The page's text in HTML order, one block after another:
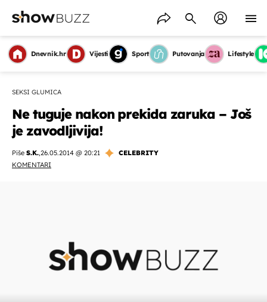
Dnevnik.hr Vijesti Sport Putovanja Lifestyle
SEKSI GLUMICA
Ne tuguje nakon prekida zaruka – Još
je zavodljivija!
Piše S.K.,26.05.2014 @ 20:21
CELEBRITY
KOMENTARI